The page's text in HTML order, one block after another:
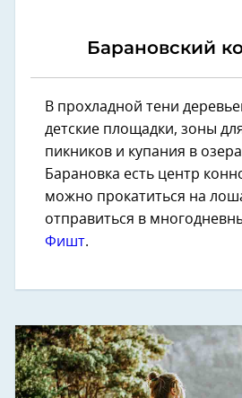
Барановский
В прохладной тени
детские площадки, зоны
пикников и купания в
Барановка есть центр
можно прокатиться на
отправиться в
Фишт.